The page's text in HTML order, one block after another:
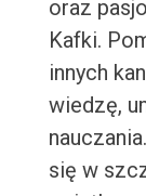
oraz
Kafki.
innych
wiedzę,
się w